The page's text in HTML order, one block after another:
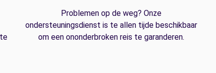
Problemen op de weg? Onze
ondersteuningsdienst is te allen tijde beschikbaar
om een ononderbroken reis te garanderen.